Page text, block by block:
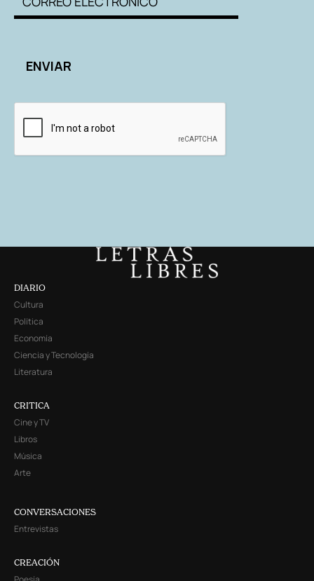
DIARIO
Cultura
Política
Economía
Ciencia y Tecnología
Literatura
CRITICA
Cine y TV
Libros
Música
Arte
CONVERSACIONES
Entrevistas
CREACIÓN